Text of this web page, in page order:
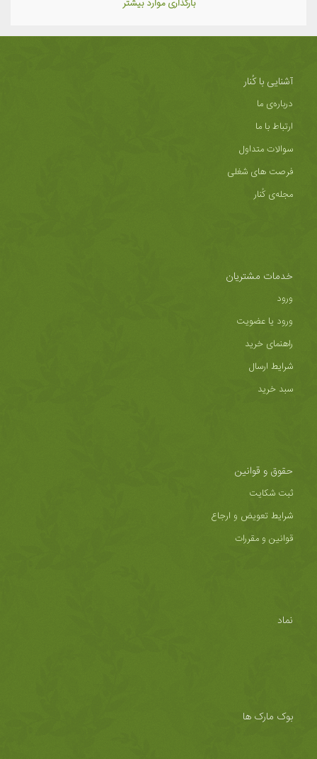
بارگذاری موارد بیشتر
آشنایی با کُنار
درباره‌ی ما
ارتباط با ما
سوالات متداول
فرصت های شغلی
مجله‌ی کُنار
خدمات مشتریان
ورود
ورود یا عضویت
راهنمای خرید
شرایط ارسال
سبد خرید
حقوق و قوانین
ثبت شکایت
شرایط تعویض و ارجاع
قوانین و مقررات
نماد
بوک مارک ها